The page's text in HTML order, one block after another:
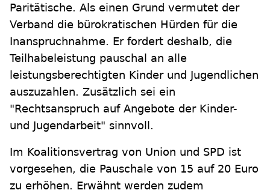
Paritätische. Als einen Grund vermutet der
Verband die bürokratischen Hürden für die
Inanspruchnahme. Er fordert deshalb, die
Teilhabeleistung pauschal an alle
leistungsberechtigten Kinder und Jugendlichen
auszuzahlen. Zusätzlich sei ein
"Rechtsanspruch auf Angebote der Kinder-
und Jugendarbeit" sinnvoll.
Im Koalitionsvertrag von Union und SPD ist
vorgesehen, die Pauschale von 15 auf 20 Euro
zu erhöhen. Erwähnt werden zudem